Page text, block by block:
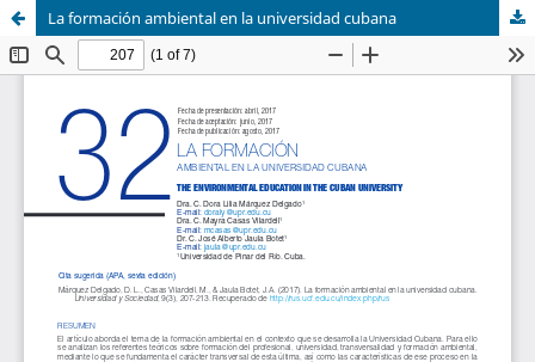
La formación ambiental en la universidad cubana